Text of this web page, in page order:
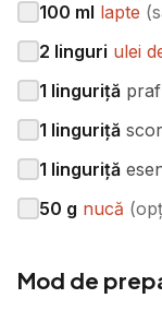
100 ml lapte (
2 linguri ulei
1 linguriță
1 linguriță
1 linguriță
50 g nucă (
Mod de